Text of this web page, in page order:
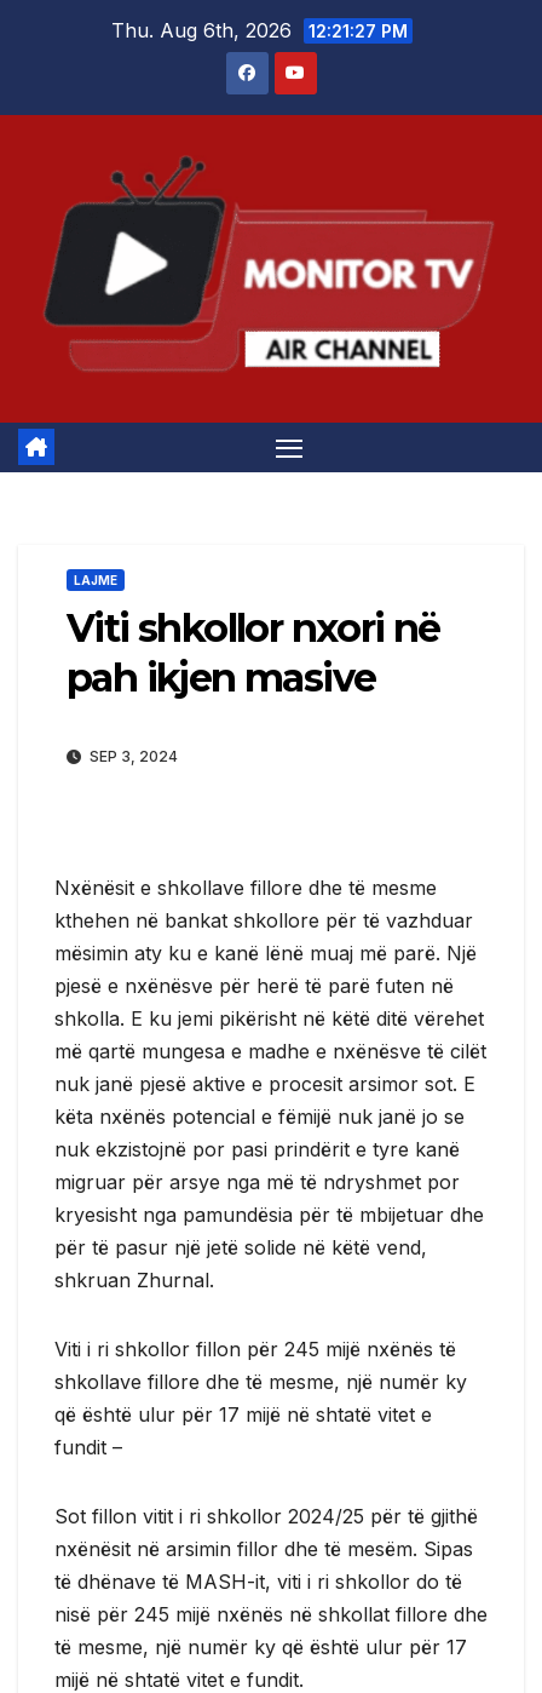
Thu. Aug 6th, 2026 12:21:28 PM
LAJME
Viti shkollor nxori në
pah ikjen masive
SEP 3, 2024
Nxënësit e shkollave fillore dhe të mesme
kthehen në bankat shkollore për të vazhduar
mësimin aty ku e kanë lënë muaj më parë. Një
pjesë e nxënësve për herë të parë futen në
shkolla. E ku jemi pikërisht në këtë ditë vërehet
më qartë mungesa e madhe e nxënësve të cilët
nuk janë pjesë aktive e procesit arsimor sot. E
këta nxënës potencial e fëmijë nuk janë jo se
nuk ekzistojnë por pasi prindërit e tyre kanë
migruar për arsye nga më të ndryshmet por
kryesisht nga pamundësia për të mbijetuar dhe
për të pasur një jetë solide në këtë vend,
shkruan Zhurnal.
Viti i ri shkollor fillon për 245 mijë nxënës të
shkollave fillore dhe të mesme, një numër ky
që është ulur për 17 mijë në shtatë vitet e
fundit –
Sot fillon vitit i ri shkollor 2024/25 për të gjithë
nxënësit në arsimin fillor dhe të mesëm. Sipas
të dhënave të MASH-it, viti i ri shkollor do të
nisë për 245 mijë nxënës në shkollat fillore dhe
të mesme, një numër ky që është ulur për 17
mijë në shtatë vitet e fundit.